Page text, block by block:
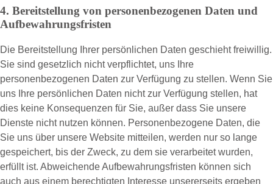
4. Bereitstellung von personenbezogenen Daten und
Aufbewahrungsfristen
Die Bereitstellung Ihrer persönlichen Daten geschieht freiwillig.
Sie sind gesetzlich nicht verpflichtet, uns Ihre
personenbezogenen Daten zur Verfügung zu stellen. Wenn Sie
uns Ihre persönlichen Daten nicht zur Verfügung stellen, hat
dies keine Konsequenzen für Sie, außer dass Sie unsere
Dienste nicht nutzen können. Personenbezogene Daten, die
Sie uns über unsere Website mitteilen, werden nur so lange
gespeichert, bis der Zweck, zu dem sie verarbeitet wurden,
erfüllt ist. Abweichende Aufbewahrungsfristen können sich
auch aus einem berechtigten Interesse unsererseits ergeben